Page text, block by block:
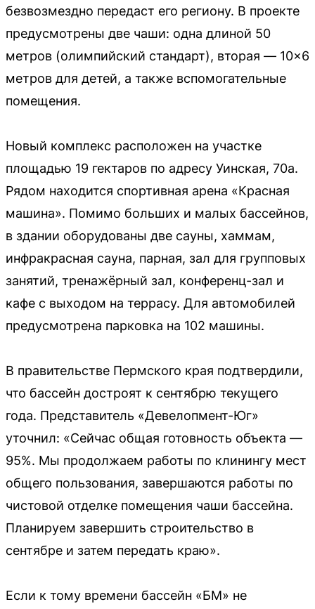
безвозмездно передаст его региону. В проекте
предусмотрены две чаши: одна длиной 50
метров (олимпийский стандарт), вторая — 10×6
метров для детей, а также вспомогательные
помещения.
Новый комплекс расположен на участке
площадью 19 гектаров по адресу Уинская, 70а.
Рядом находится спортивная арена «Красная
машина». Помимо больших и малых бассейнов,
в здании оборудованы две сауны, хаммам,
инфракрасная сауна, парная, зал для групповых
занятий, тренажёрный зал, конференц-зал и
кафе с выходом на террасу. Для автомобилей
предусмотрена парковка на 102 машины.
В правительстве Пермского края подтвердили,
что бассейн достроят к сентябрю текущего
года. Представитель «Девелопмент-Юг»
уточнил: «Сейчас общая готовность объекта —
95%. Мы продолжаем работы по клинингу мест
общего пользования, завершаются работы по
чистовой отделке помещения чаши бассейна.
Планируем завершить строительство в
сентябре и затем передать краю».
Если к тому времени бассейн «БМ» не